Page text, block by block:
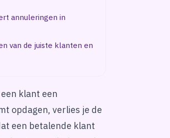
annuleringen in
van de juiste klanten en
klant een
opdagen, verlies je de
een betalende klant